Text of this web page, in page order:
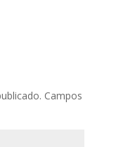
Campos